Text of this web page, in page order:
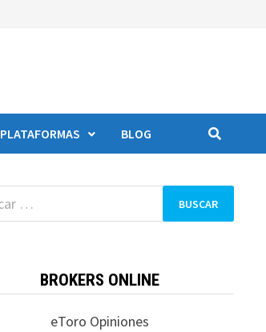
PLATAFORMAS BLOG
BROKERS ONLINE
eToro Opiniones